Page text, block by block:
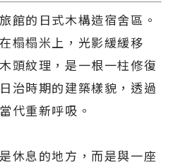
館的日式木構造宿舍區。
榻榻米上，光影緩緩移
頭紋理，是一根一柱修復
治時期的建築樣貌，透過
代重新呼吸。
休息的地方，而是與一座